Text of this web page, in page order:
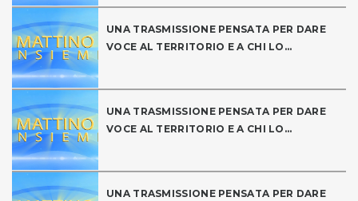
UNA TRASMISSIONE PENSATA PER DARE
VOCE AL TERRITORIO E A CHI LO...
UNA TRASMISSIONE PENSATA PER DARE
VOCE AL TERRITORIO E A CHI LO...
UNA TRASMISSIONE PENSATA PER DARE